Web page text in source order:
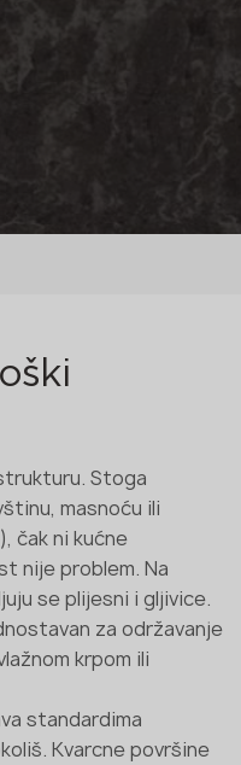
Stoga
masnoću ili
čak ni kućne
nije problem. Na
se plijesni i gljivice.
za održavanje
krpom ili
standardima
Kvarcne površine